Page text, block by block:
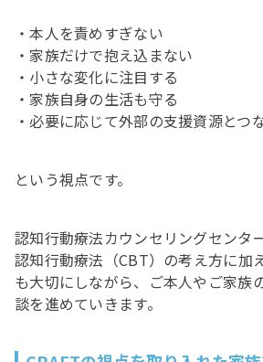
・本人を責めすぎない
・家族だけで抱え込まない
・小さな変化に注目する
・家族自身の生活も守る
・必要に応じて外部の支援資源とつ
という視点です。
認知行動療法カウンセリングセンタ
認知行動療法（CBT）の考え方に加
も大切にしながら、ご本人やご家族
談を進めていきます。